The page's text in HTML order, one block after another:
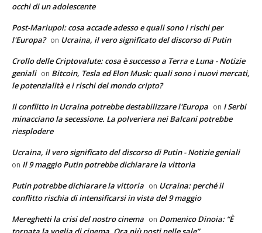
occhi di un adolescente
Post-Mariupol: cosa accade adesso e quali sono i rischi per
l'Europa? on Ucraina, il vero significato del discorso di Putin
Crollo delle Criptovalute: cosa è successo a Terra e Luna - Notizie
geniali on Bitcoin, Tesla ed Elon Musk: quali sono i nuovi mercati,
le potenzialità e i rischi del mondo cripto?
Il conflitto in Ucraina potrebbe destabilizzare l'Europa on I Serbi
minacciano la secessione. La polveriera nei Balcani potrebbe
riesplodere
Ucraina, il vero significato del discorso di Putin - Notizie geniali
on Il 9 maggio Putin potrebbe dichiarare la vittoria
Putin potrebbe dichiarare la vittoria on Ucraina: perché il
conflitto rischia di intensificarsi in vista del 9 maggio
Mereghetti la crisi del nostro cinema on Domenico Dinoia: “È